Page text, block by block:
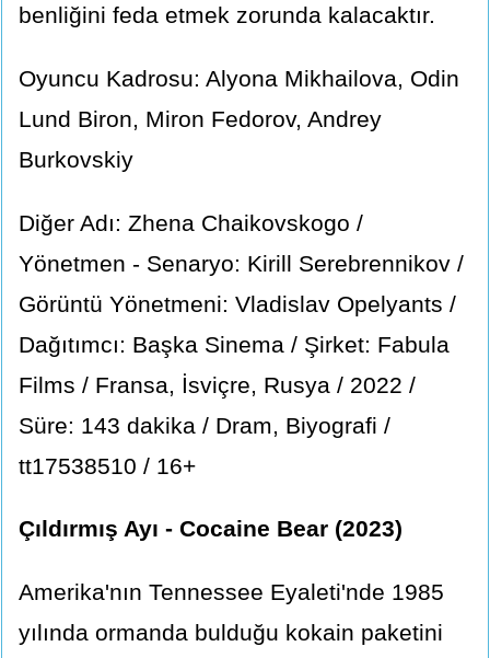
benliğini feda etmek zorunda kalacaktır.
Oyuncu Kadrosu: Alyona Mikhailova, Odin
Lund Biron, Miron Fedorov, Andrey
Burkovskiy
Diğer Adı: Zhena Chaikovskogo /
Yönetmen - Senaryo: Kirill Serebrennikov /
Görüntü Yönetmeni: Vladislav Opelyants /
Dağıtımcı: Başka Sinema / Şirket: Fabula
Films / Fransa, İsviçre, Rusya / 2022 /
Süre: 143 dakika / Dram, Biyografi /
tt17538510 / 16+
Çıldırmış Ayı - Cocaine Bear (2023)
Amerika'nın Tennessee Eyaleti'nde 1985
yılında ormanda bulduğu kokain paketini